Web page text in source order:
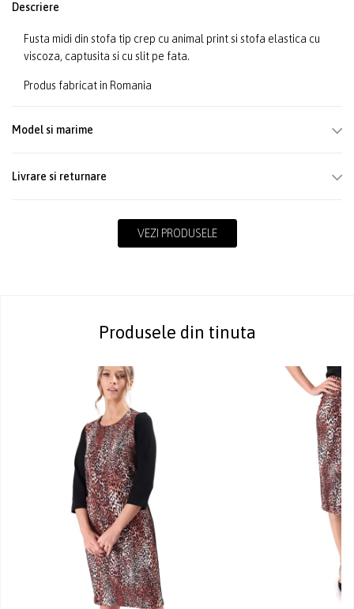
Descriere
Fusta midi din stofa tip crep cu animal print si stofa elastica cu
viscoza, captusita si cu slit pe fata.
Produs fabricat in Romania
Model si marime
Livrare si returnare
VEZI PRODUSELE
Produsele din tinuta